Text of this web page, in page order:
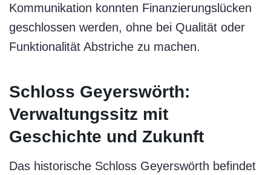
Kommunikation konnten Finanzierungslücken
geschlossen werden, ohne bei Qualität oder
Funktionalität Abstriche zu machen.
Schloss Geyerswörth:
Verwaltungssitz mit
Geschichte und Zukunft
Das historische Schloss Geyerswörth befindet